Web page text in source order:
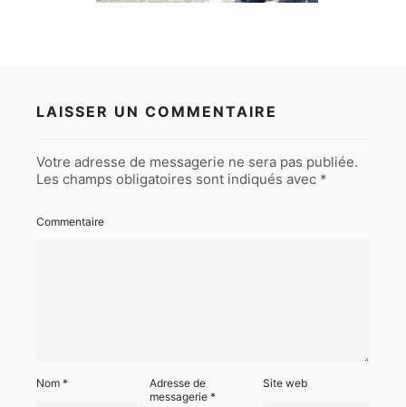
LAISSER UN COMMENTAIRE
Votre adresse de messagerie ne sera pas publiée.
Les champs obligatoires sont indiqués avec *
Commentaire
Nom *
Adresse de
messagerie*
Site web